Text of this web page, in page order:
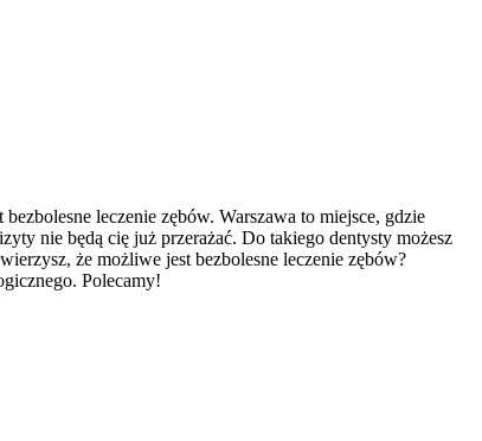
leczenie zębów. Warszawa to miejsce, gdzie
nie będą cię już przerażać. Do takiego dentysty możesz
że możliwe jest bezbolesne leczenie zębów?
Polecamy!